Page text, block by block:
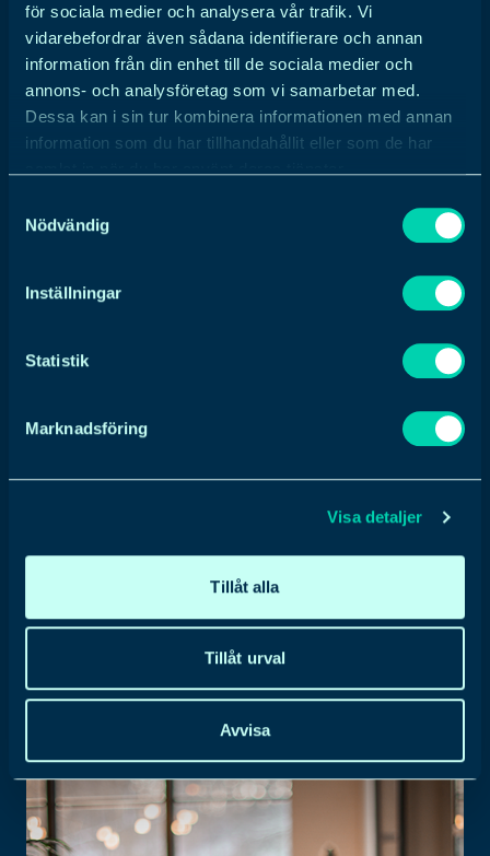
för sociala medier och analysera vår trafik. Vi
vidarebefordrar även sådana identifierare och annan
information från din enhet till de sociala medier och
annons- och analysföretag som vi samarbetar med.
Dessa kan i sin tur kombinera informationen med annan
information som du har tillhandahållit eller som de har
Nödvändig
Inställningar
Statistik
Marknadsföring
Visa detaljer
Tillåt alla
Tillåt urval
Avvisa
Är du ansvarig för ditt företags
tillväxt?
Oavsett om du innehar rollen som VD, är
försäljningschef eller marknadsansvarig arbetar du
att man har olika fokusområden och därför ställs
företag både strategiskt och operativt att nå sina
mål genom effektiva och resultatfokuserade
Varför ska du välja Adgrowth